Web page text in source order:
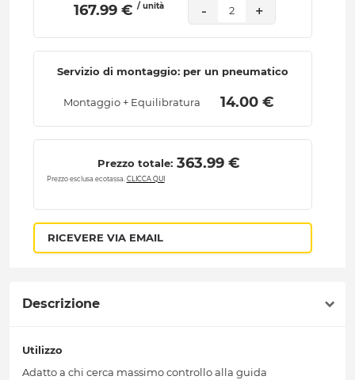
167.99 € / unità - 2 +
Servizio di montaggio: per un pneumatico
Montaggio + Equilibratura 14.00 €
Prezzo totale: 363.99 €
Prezzo esclusa ecotassa. CLICCA QUI
RICEVERE VIA EMAIL
Descrizione
Utilizzo
Adatto a chi cerca massimo controllo alla guida